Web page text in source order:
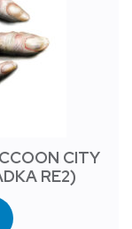
CITY
RE2)